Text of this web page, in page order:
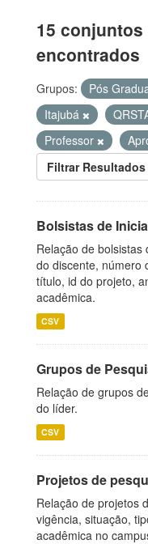
15
encontrados
Grupos: Pós
Itajubá
Professor
Filtrar Resultados
Bolsistas de
Relação de
do discente, número
título, id do projeto,
acadêmica.
CSV
Grupos de
Relação de grupos
do líder.
CSV
Projetos de
Relação de projetos
vigência, situação,
acadêmica no